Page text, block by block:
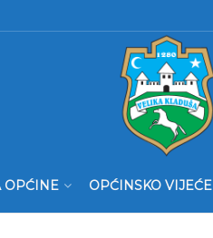
OPĆINE OPĆINSKO VIJEĆE